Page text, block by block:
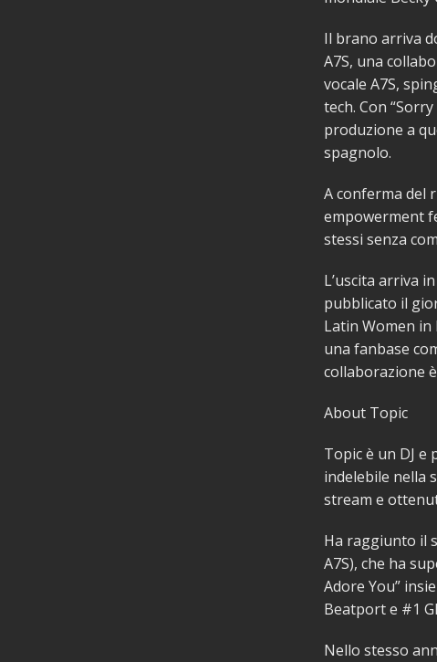
Il brano arriva
A7S, una
vocale A7S,
tech. Con
produzione a
spagnolo.
A conferma del
empowerment
stessi senza
L’uscita arriva
pubblicato il
Latin Women in
una fanbase
collaborazione
About Topic
Topic è un DJ
indelebile nella
stream e
Ha raggiunto il
A7S), che ha
Adore You”
Beatport e #1
Nello stesso